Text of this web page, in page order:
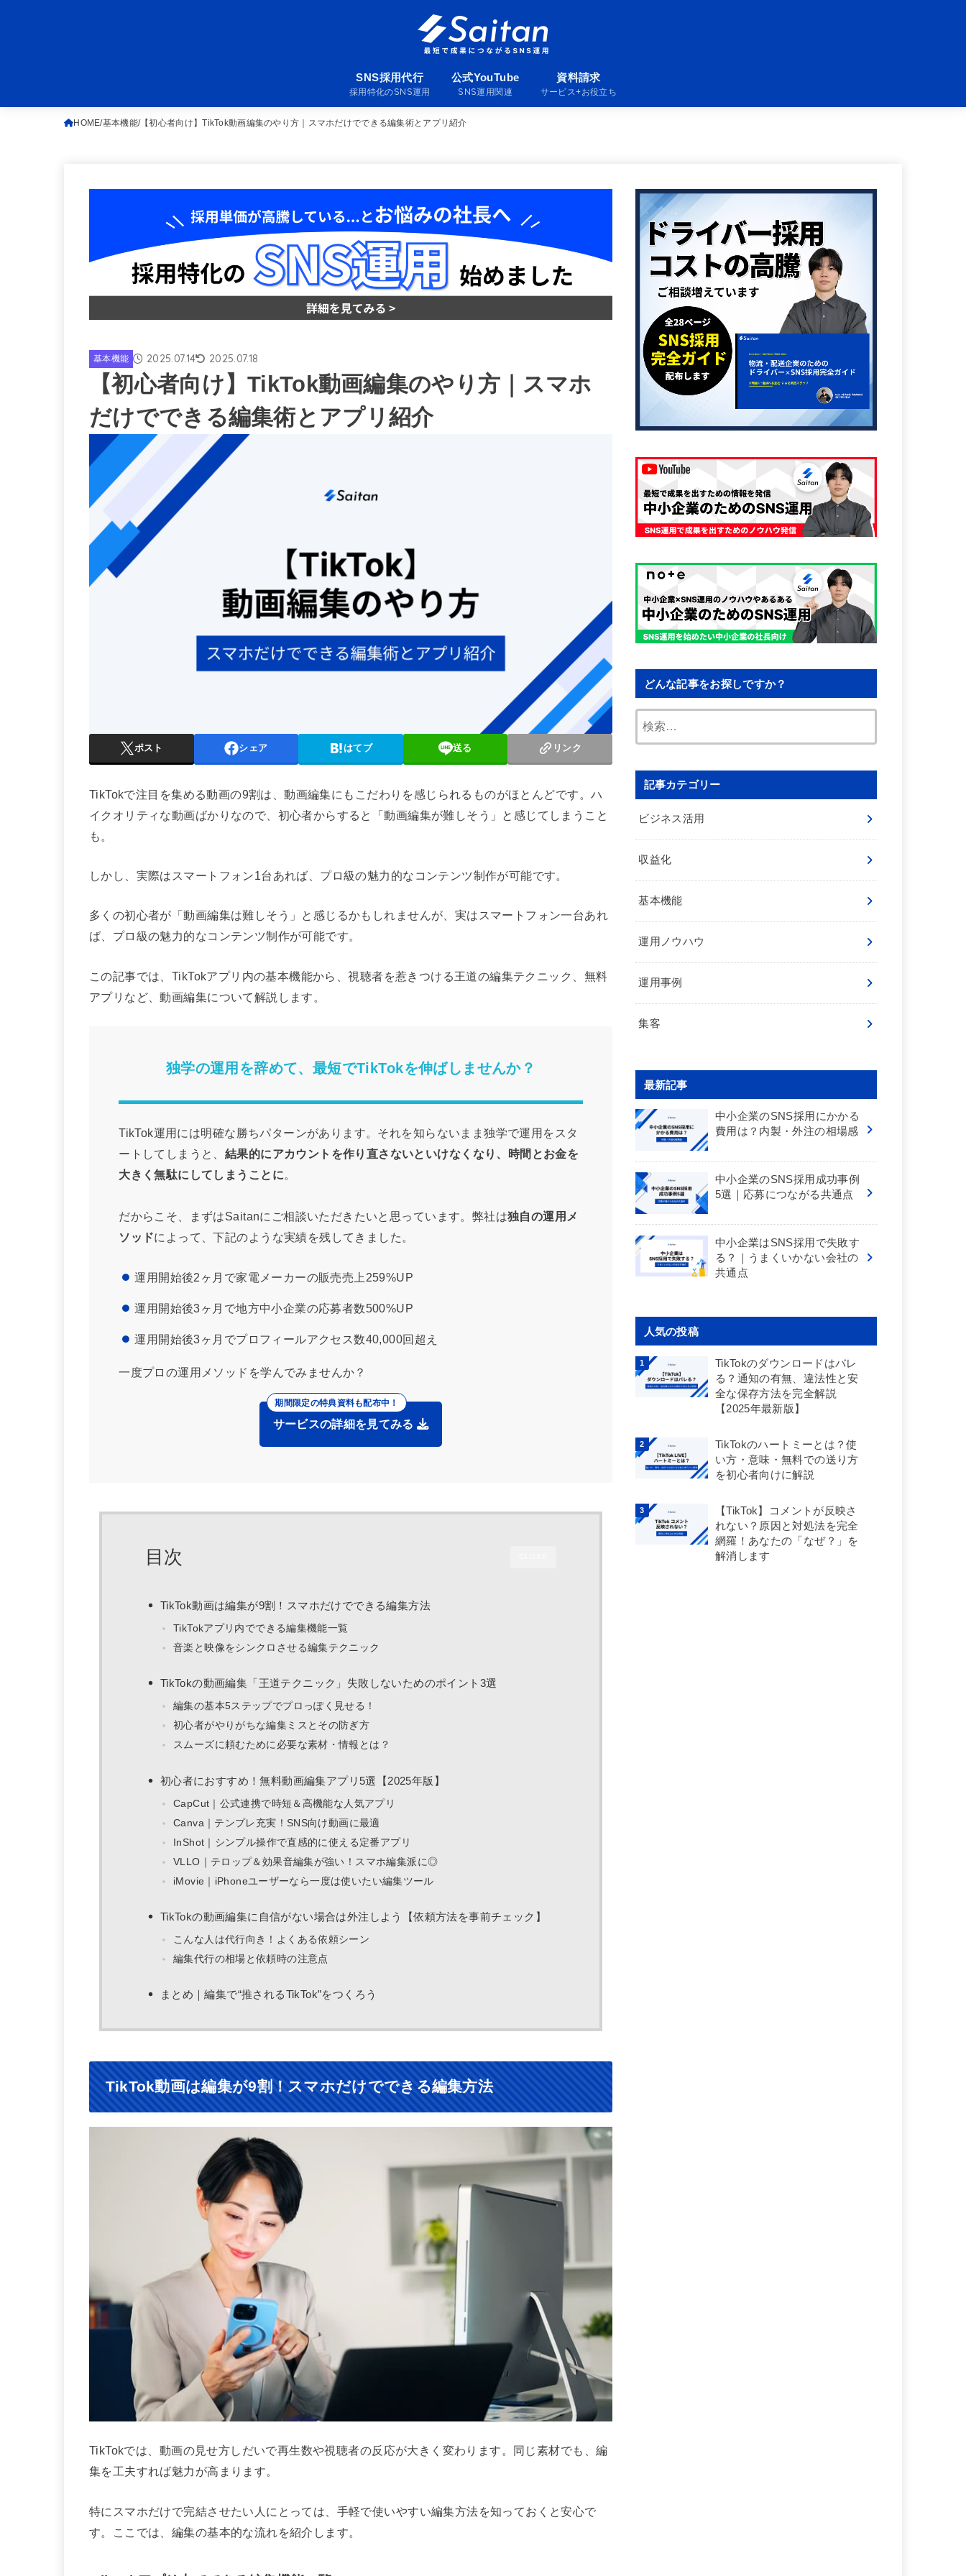
SNS採用代行
採用特化のSNS運用
公式YouTube
SNS運用関連
資料請求
サービス+お役立ち
HOME 基本機能 【初心者向け】TikTok動画編集のやり方｜スマホだけでできる編集術とアプリ紹介
基本機能 2025.07.14 2025.07.18
【初心者向け】TikTok動画編集のやり方｜スマホ
だけでできる編集術とアプリ紹介
ポスト シェア はてブ 送る リンク
TikTokで注目を集める動画の9割は、動画編集にもこだわりを感じられるものがほとんどです。ハ
イクオリティな動画ばかりなので、初心者からすると「動画編集が難しそう」と感じてしまうこと
も。
しかし、実際はスマートフォン1台あれば、プロ級の魅力的なコンテンツ制作が可能です。
多くの初心者が「動画編集は難しそう」と感じるかもしれませんが、実はスマートフォン一台あれ
ば、プロ級の魅力的なコンテンツ制作が可能です。
この記事では、TikTokアプリ内の基本機能から、視聴者を惹きつける王道の編集テクニック、無料
アプリなど、動画編集について解説します。
独学の運用を辞めて、最短でTikTokを伸ばしませんか？
TikTok運用には明確な勝ちパターンがあります。それを知らないまま独学で運用をスタ
ートしてしまうと、 結果的にアカウントを作り直さないといけなくなり、時間とお金を
大きく無駄にしてしまうことに。
だからこそ、まずはSaitanにご相談いただきたいと思っています。弊社は独自の運用メ
ソッドによって、下記のような実績を残してきました。
運用開始後2ヶ月で家電メーカーの販売売上259%UP
運用開始後3ヶ月で地方中小企業の応募者数500%UP
運用開始後3ヶ月でプロフィールアクセス数40,000回超え
一度プロの運用メソッドを学んでみませんか？
サービスの詳細を見てみる
目次
TikTok動画は編集が9割！スマホだけでできる編集方法
TikTokアプリ内でできる編集機能一覧
音楽と映像をシンクロさせる編集テクニック
TikTokの動画編集「王道テクニック」失敗しないためのポイント3選
編集の基本5ステップでプロっぽく見せる！
初心者がやりがちな編集ミスとその防ぎ方
スムーズに頼むために必要な素材・情報とは？
初心者におすすめ！無料動画編集アプリ5選【2025年版】
CapCut｜公式連携で時短＆高機能な人気アプリ
Canva｜テンプレ充実！SNS向け動画に最適
InShot｜シンプル操作で直感的に使える定番アプリ
VLLO｜テロップ＆効果音編集が強い！スマホ編集派に◎
iMovie｜iPhoneユーザーなら一度は使いたい編集ツール
TikTokの動画編集に自信がない場合は外注しよう【依頼方法を事前チェック】
こんな人は代行向き！よくある依頼シーン
編集代行の相場と依頼時の注意点
まとめ｜編集で“推されるTikTok”をつくろう
TikTok動画は編集が9割！スマホだけでできる編集方法
TikTokでは、動画の見せ方しだいで再生数や視聴者の反応が大きく変わります。同じ素材でも、編
集を工夫すれば魅力が高まります。
特にスマホだけで完結させたい人にとっては、手軽で使いやすい編集方法を知っておくと安心で
す。ここでは、編集の基本的な流れを紹介します。
どんな記事をお探しですか？
記事カテゴリー
ビジネス活用
収益化
基本機能
運用ノウハウ
運用事例
集客
最新記事
中小企業のSNS採用にかかる
費用は？内製・外注の相場感
中小企業のSNS採用成功事例
5選｜応募につながる共通点
中小企業はSNS採用で失敗す
る？｜うまくいかない会社の
共通点
人気の投稿
TikTokのダウンロードはバレ
る？通知の有無、違法性と安
全な保存方法を完全解説
【2025年最新版】
TikTokのハートミーとは？使
い方・意味・無料での送り方
を初心者向けに解説
【TikTok】コメントが反映さ
れない？原因と対処法を完全
網羅！あなたの「なぜ？」を
解消します